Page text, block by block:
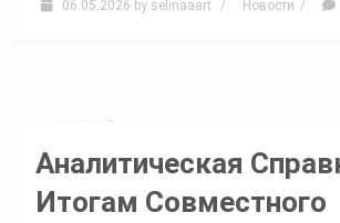
06.05.2026 by selinaaart / Новости /
Аналитическая
Итогам Совместного